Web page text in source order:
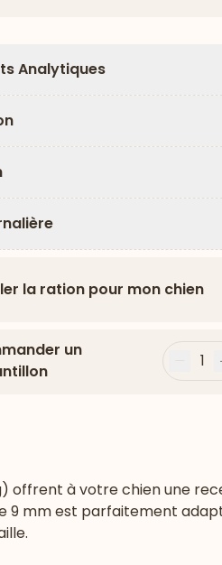
Analytiques
la ration pour mon chien
un
Moins
1
offrent à votre chien une
9 mm est parfaitement